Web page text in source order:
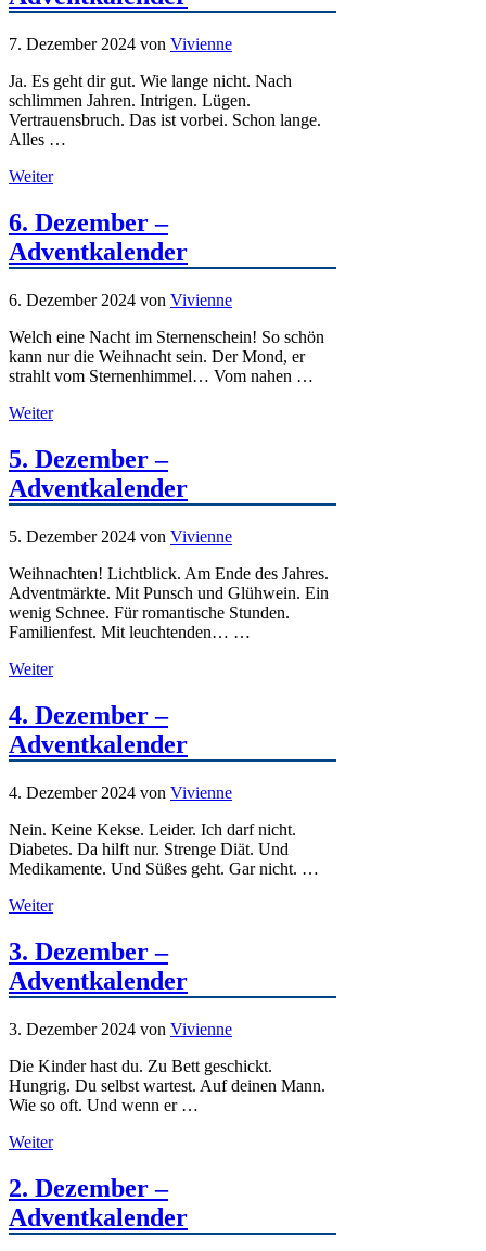
7. Dezember 2024 von Vivienne
Ja. Es geht dir gut. Wie lange nicht. Nach
schlimmen Jahren. Intrigen. Lügen.
Vertrauensbruch. Das ist vorbei. Schon lange.
Alles …
Weiter
6. Dezember –
Adventkalender
6. Dezember 2024 von Vivienne
Welch eine Nacht im Sternenschein! So schön
kann nur die Weihnacht sein. Der Mond, er
strahlt vom Sternenhimmel… Vom nahen …
Weiter
5. Dezember –
Adventkalender
5. Dezember 2024 von Vivienne
Weihnachten! Lichtblick. Am Ende des Jahres.
Adventmärkte. Mit Punsch und Glühwein. Ein
wenig Schnee. Für romantische Stunden.
Familienfest. Mit leuchtenden… …
Weiter
4. Dezember –
Adventkalender
4. Dezember 2024 von Vivienne
Nein. Keine Kekse. Leider. Ich darf nicht.
Diabetes. Da hilft nur. Strenge Diät. Und
Medikamente. Und Süßes geht. Gar nicht. …
Weiter
3. Dezember –
Adventkalender
3. Dezember 2024 von Vivienne
Die Kinder hast du. Zu Bett geschickt.
Hungrig. Du selbst wartest. Auf deinen Mann.
Wie so oft. Und wenn er …
Weiter
2. Dezember –
Adventkalender